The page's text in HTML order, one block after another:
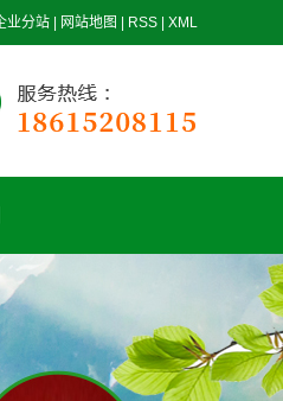
业分站 网站地图 RSS XML